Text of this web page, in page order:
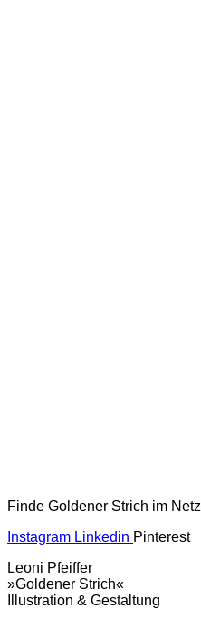
Finde Goldener Strich im Netz
Instagram Linkedin Pinterest
Leoni Pfeiffer
»Goldener Strich«
Illustration & Gestaltung